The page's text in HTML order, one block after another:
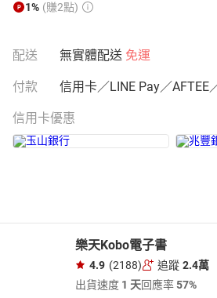
1% (賺2點)
配送 無實體配送 免運
付款 信用卡／LINE Pay／AFTEE
信用卡優惠
樂天Kobo電子書
4.9 (2188) 追蹤 2.4萬
出貨速度 1 天回應率57%